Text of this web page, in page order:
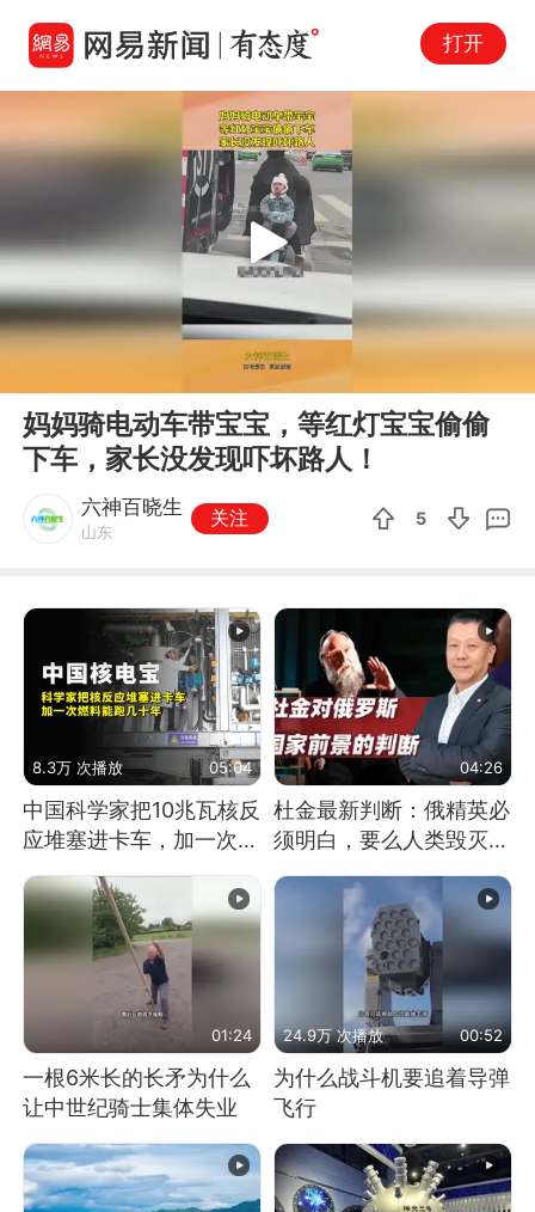
打开
Play
妈妈骑电动车带宝宝，等红灯宝宝偷偷
下车，家长没发现吓坏路人！
六神百晓生
山东
关注 5
8.3万 次播放 05:04
中国科学家把10兆瓦核反
应堆塞进卡车，加一次燃
料能跑几十年
04:26
杜金最新判断：俄精英必
须明白，要么人类毁灭，
要么俄毁灭
01:24
一根6米长的长矛为什么
让中世纪骑士集体失业
24.9万 次播放 00:52
为什么战斗机要追着导弹
飞行